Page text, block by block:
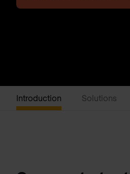
Introduction Solutions